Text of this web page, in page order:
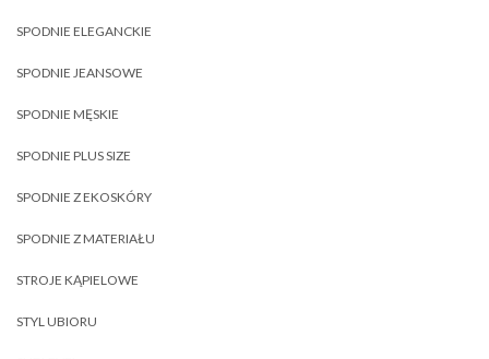
SPODNIE ELEGANCKIE
SPODNIE JEANSOWE
SPODNIE MĘSKIE
SPODNIE PLUS SIZE
SPODNIE Z EKOSKÓRY
SPODNIE Z MATERIAŁU
STROJE KĄPIELOWE
STYL UBIORU